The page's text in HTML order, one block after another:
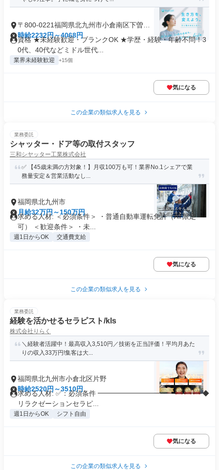
〒800-0221福岡県北九州市小倉南区下曽根
新町
時給2232円～4068円
資格 ★未経験歓迎・ブランクOK ★学歴・経験・年齢不問！3
0代、40代などミドル世代...
業界未経験歓迎 +15個
気になる
この企業の類似求人を見る
業務委託
シャッター・ドア等の取付スタッフ
三和シヤッター工業株式会社
✅ 【45歳未満の方対象！】月収100万も可！業界No.1シェアで業
務量安定＆営業活動なし...
福岡県北九州市
月給32万円～150万円
求める人材: ＜必須条件＞ ・普通自動車運転免許（AT限定
可） ＜歓迎条件＞ ・未...
週1日からOK 交通費支給
気になる
この企業の類似求人を見る
業務委託
経験を活かせるセラピスト/kls
株式会社りらく
＼経験者活躍中！最高収入3,510円／技術を正当評価！平均月あた
りの収入33万円!集客は大...
福岡県北九州市小倉北区片野
時給2520円～3510円
求める人材: ✅：必須条件 ━━━━━━━━━━━━━━━ ◆
リラクゼーションセラピ...
週1日からOK シフト自由
気になる
この企業の類似求人を見る